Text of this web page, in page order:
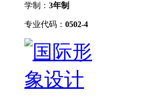
学制： 3年制
专业代码： 0502-4